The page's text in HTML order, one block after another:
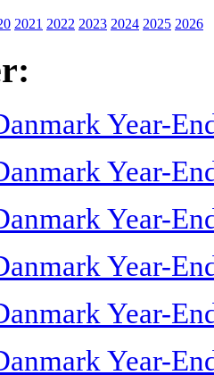
2021 2022 2023 2024 2025 2026
Year-
Year-
Year-
Year-
Year-
Year-